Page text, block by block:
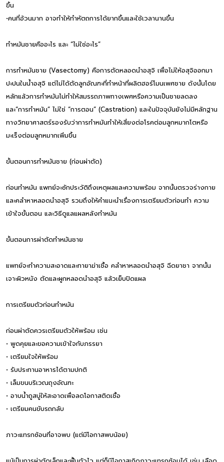
ขึ้น
•คนที่อ้วนมาก อาจทำให้ทำหัตถการได้ยากขึ้นและใช้เวลานานขึ้น
ทำหมันชายคืออะไร และ “ไม่ใช่อะไร”
การทำหมันชาย (Vasectomy) คือการตัดหลอดนำอสุจิ เพื่อไม่ให้อสุจิออกมา
ปะปนในน้ำอสุจิ แต่ไม่ได้ตัดลูกอัณฑะที่ทำหน้าที่ผลิตฮอร์โมนเพศชาย ดังนั้นโดย
หลักแล้วการทำหมันไม่ทำให้สมรรถภาพทางเพศหรือความเป็นชายลดลง
และ“การทำหมัน” ไม่ใช่ “การตอน” (Castration) และในปัจจุบันยังไม่มีหลักฐาน
ทางวิทยาศาสตร์รองรับว่าการทำหมันทำให้เสี่ยงต่อโรคต่อมลูกหมากโตหรือ
มะเร็งต่อมลูกหมากเพิ่มขึ้น
ขั้นตอนการทำหมันชาย (ก่อนผ่าตัด)
ก่อนทำหมัน แพทย์จะซักประวัติถึงเหตุผลและความพร้อม จากนั้นตรวจร่างกาย
และคลำหาหลอดนำอสุจิ รวมถึงให้คำแนะนำเรื่องการเตรียมตัวก่อนทำ ความ
เข้าใจขั้นตอน และวิธีดูแลแผลหลังทำหมัน
ขั้นตอนการผ่าตัดทำหมันชาย
แพทย์จะทำความสะอาดและทายาฆ่าเชื้อ คลำหาหลอดนำอสุจิ ฉีดยาชา จากนั้น
เจาะผิวหนัง ตัดและผูกหลอดนำอสุจิ แล้วเย็บปิดแผล
การเตรียมตัวก่อนทำหมัน
ก่อนผ่าตัดควรเตรียมตัวให้พร้อม เช่น
• พูดคุยและขอความเข้าใจกับภรรยา
• เตรียมใจให้พร้อม
• รับประทานอาหารได้ตามปกติ
• เล็มขนบริเวณถุงอัณฑะ
• อาบน้ำถูสบู่ให้สะอาดเพื่อลดโอกาสติดเชื้อ
• เตรียมคนขับรถกลับ
ภาวะแทรกซ้อนที่อาจพบ (แต่มีโอกาสพบน้อย)